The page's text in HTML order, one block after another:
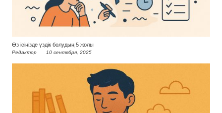
Өз ісіңізде үздік болудың 5 жолы
Редактор 10 сентября, 2025